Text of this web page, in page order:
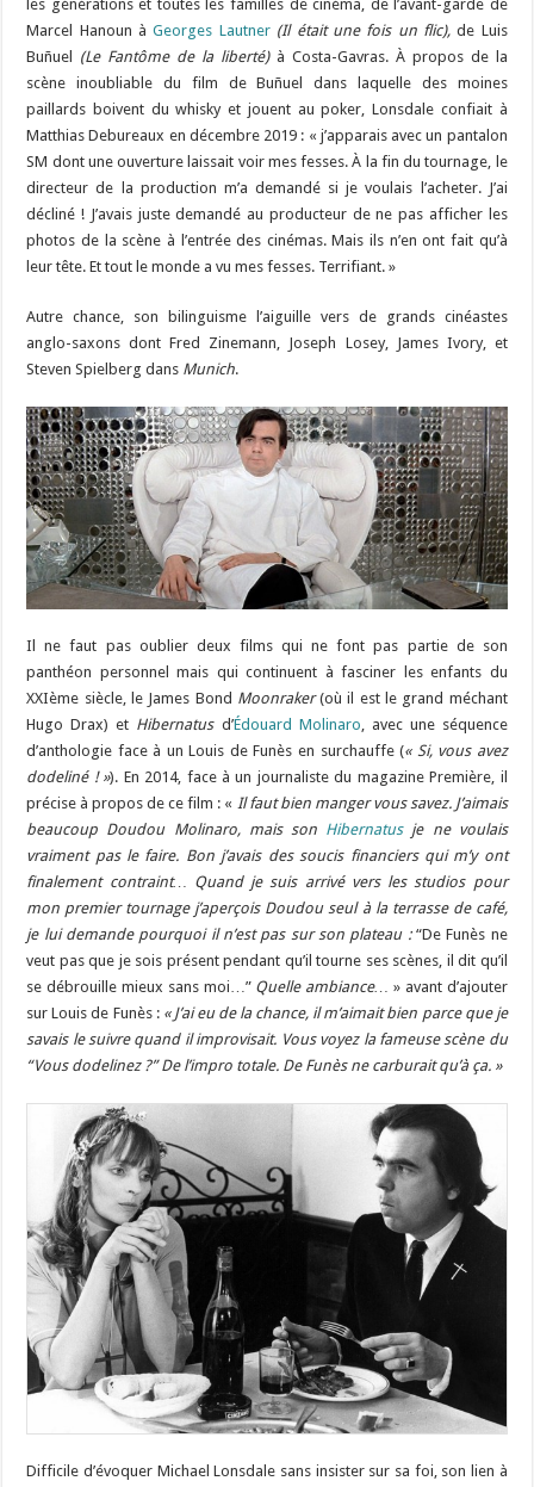
les générations et toutes les familles de cinéma, de l’avant-garde de
Marcel Hanoun àGeorges Lautner (Il était une fois un flic), de Luis
Buñuel (Le Fantôme de la liberté)à Costa-Gavras. À propos de la
scène inoubliable du film de Buñuel dans laquelle des moines
paillards boivent du whisky et jouent au poker, Lonsdale confiait à
Matthias Debureaux en décembre 2019 : « j’apparais avec un pantalon
SM dont une ouverture laissait voir mes fesses. À la fin du tournage, le
directeur de la production m’a demandé si je voulais l’acheter. J’ai
décliné ! J’avais juste demandé au producteur de ne pas afficher les
photos de la scène à l’entrée des cinémas. Mais ils n’en ont fait qu’à
leur tête. Et tout le monde a vu mes fesses. Terrifiant. »
Autre chance, son bilinguisme l’aiguille vers de grands cinéastes
anglo-saxons dont Fred Zinemann, Joseph Losey, James Ivory, et
Steven Spielberg dans Munich.
Il ne faut pas oublier deux films qui ne font pas partie de son
panthéon personnel mais qui continuent à fasciner les enfants du
XXIème siècle, le James Bond Moonraker(où il est le grand méchant
Hugo Drax) et Hibernatusd’Édouard Molinaro , avec une séquence
d’anthologie face à un Louis de Funès en surchauffe (« Si, vous avez
dodeliné ! »). En 2014, face à un journaliste du magazine Première, il
précise à propos de ce film : « Il faut bien manger vous savez. J’aimais
beaucoup Doudou Molinaro, mais son Hibernatusje ne voulais
vraiment pas le faire. Bon j’avais des soucis financiers qui m’y ont
finalement contraint… Quand je suis arrivé vers les studios pour
mon premier tournage j’aperçois Doudou seul à la terrasse de café,
je lui demande pourquoi il n’est pas sur son plateau :“De Funès ne
veut pas que je sois présent pendant qu’il tourne ses scènes, il dit qu’il
se débrouille mieux sans moi…”Quelle ambiance…» avant d’ajouter
sur Louis de Funès : « J’ai eu de la chance, il m’aimait bien parce que je
savais le suivre quand il improvisait. Vous voyez la fameuse scène du
“Vous dodelinez ?” De l’impro totale. De Funès ne carburait qu’à ça. »
Difficile d’évoquer Michael Lonsdale sans insister sur sa foi, son lien à